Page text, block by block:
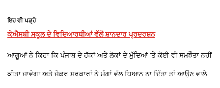
ਇਹ ਵੀ ਪੜ੍ਹੋ
ਕੇਐੱਸਬੀ ਸਕੂਲ ਦੇ ਵਿਦਿਆਰਥੀਆਂ ਵੱਲੋਂ ਸ਼ਾਨਦਾਰ ਪ੍ਰਦਰਸ਼ਨ
ਆਗੂਆਂ ਨੇ ਕਿਹਾ ਕਿ ਪੰਜਾਬ ਦੇ ਹੱਕਾਂ ਅਤੇ ਲੋਕਾਂ ਦੇ ਮੁੱਦਿਆਂ 'ਤੇ ਕੋਈ ਵੀ ਸਮਝੌਤਾ ਨਹੀਂ
ਕੀਤਾ ਜਾਵੇਗਾ ਅਤੇ ਜੇਕਰ ਸਰਕਾਰਾਂ ਨੇ ਮੰਗਾਂ ਵੱਲ ਧਿਆਨ ਨਾ ਦਿੱਤਾ ਤਾਂ ਆਉਣ ਵਾਲੇ